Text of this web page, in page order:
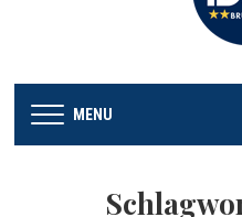
MENU